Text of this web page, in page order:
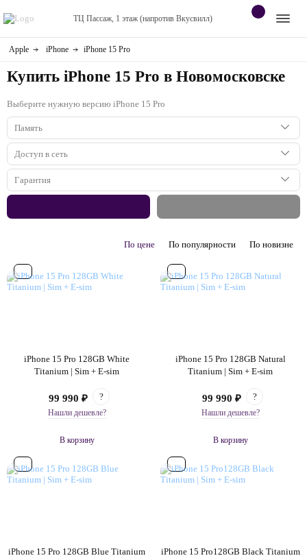
ТЦ Пассаж, 1 этаж (напротив Вкусвилл)
Контакты
магазине
Apple
Dyson
Яндекс станции
Приставки
Android
Apple iPhone iPhone 15 Pro
Купить iPhone 15 Pro в Новомосковске
Выберите нужную версию iPhone 15 Pro
Память
128 ГБ
256 ГБ
512 ГБ
Доступ в сеть
1sim + 1e-sim (Classic)
Гарантия
По цене По популярности По новизне
iPhone 15 Pro 128GB White
Titanium | Sim + E-sim
99 990 ₽ ?
Нашли дешевле?
В корзину
iPhone 15 Pro 128GB Natural
Titanium | Sim + E-sim
99 990 ₽ ?
Нашли дешевле?
В корзину
iPhone 15 Pro 128GB Blue Titanium
iPhone 15 Pro128GB Black Titanium